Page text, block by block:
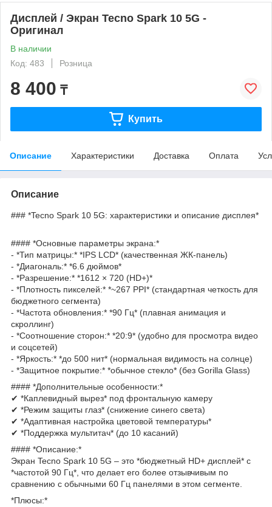
Дисплей / Экран Tecno Spark 10 5G -
Оригинал
В наличии
Код: 483
Розница
8 400 ₸
Купить
Описание Характеристики Доставка Оплата
Описание
### *Tecno Spark 10 5G: характеристики и описание дисплея*
#### *Основные параметры экрана:*
- *Тип матрицы:* *IPS LCD* (качественная ЖК-панель)
- *Диагональ:* *6.6 дюймов*
- *Разрешение:* *1612 × 720 (HD+)*
- *Плотность пикселей:* *~267 PPI* (стандартная четкость для
бюджетного сегмента)
- *Частота обновления:* *90 Гц* (плавная анимация и
скроллинг)
- *Соотношение сторон:* *20:9* (удобно для просмотра видео
и соцсетей)
- *Яркость:* *до 500 нит* (нормальная видимость на солнце)
- *Защитное покрытие:* *обычное стекло* (без Gorilla Glass)
#### *Дополнительные особенности:*
✔ *Каплевидный вырез* под фронтальную камеру
✔ *Режим защиты глаз* (снижение синего света)
✔ *Адаптивная настройка цветовой температуры*
✔ *Поддержка мультитач* (до 10 касаний)
#### *Описание:*
Экран Tecno Spark 10 5G – это *бюджетный HD+ дисплей* с
*частотой 90 Гц*, что делает его более отзывчивым по
сравнению с обычными 60 Гц панелями в этом сегменте.
*Плюсы:*